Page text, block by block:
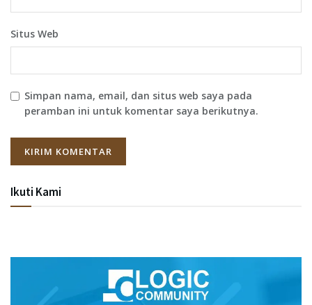
Situs Web
Simpan nama, email, dan situs web saya pada
peramban ini untuk komentar saya berikutnya.
Ikuti Kami